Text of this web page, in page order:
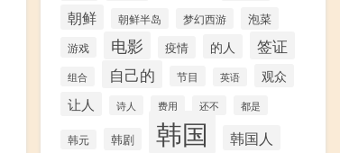
朝鲜 朝鲜半岛 梦幻西游 泡菜
游戏 电影 疫情 的人 签证
组合 自己的 节目 英语 观众
让人 诗人 费用 还不 都是
韩元 韩剧 韩国 韩国人